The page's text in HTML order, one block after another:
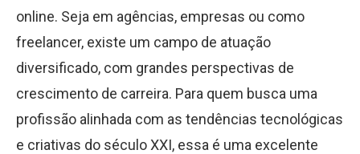
online. Seja em agências, empresas ou como
freelancer, existe um campo de atuação
diversificado, com grandes perspectivas de
crescimento de carreira. Para quem busca uma
profissão alinhada com as tendências tecnológicas
e criativas do século XXI, essa é uma excelente